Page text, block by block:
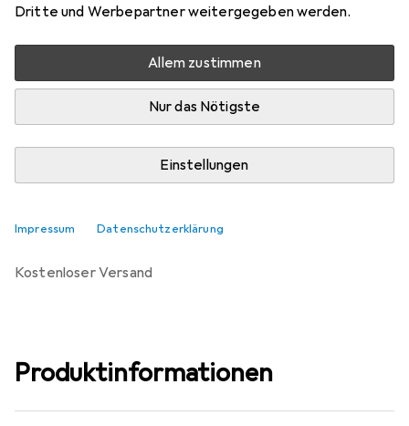
Dritte und Werbepartner weitergegeben werden.
Allem zustimmen
Nur das Nötigste
Einstellungen
Impressum Datenschutzerklärung
Zwischen Mo, 28.9. und Sa, 10.10. geliefert
Benachrichtigen, wenn schneller verfügbar
Lieferort angeben für genaue Lieferzeit
In den Warenkorb
Vergleichen
kostenloser Versand
Produktinformationen